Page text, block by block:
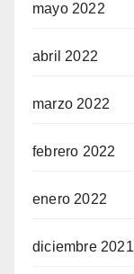
mayo 2022
abril 2022
marzo 2022
febrero 2022
enero 2022
diciembre 2021